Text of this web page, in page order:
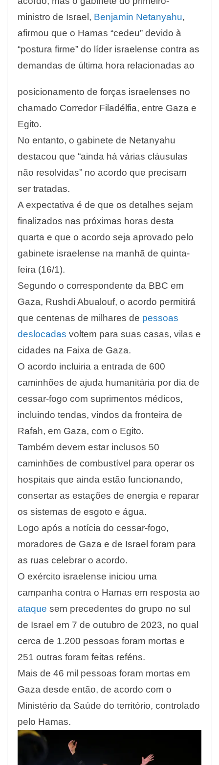
ministro de Israel, Benjamin Netanyahu,
afirmou que o Hamas “cedeu” devido à
“postura firme” do líder israelense contra as
demandas de última hora relacionadas ao
posicionamento de forças israelenses no
chamado Corredor Filadélfia, entre Gaza e
Egito.
No entanto, o gabinete de Netanyahu
destacou que “ainda há várias cláusulas
não resolvidas” no acordo que precisam
ser tratadas.
A expectativa é de que os detalhes sejam
finalizados nas próximas horas desta
quarta e que o acordo seja aprovado pelo
gabinete israelense na manhã de quinta-
feira (16/1).
Segundo o correspondente da BBC em
Gaza, Rushdi Abualouf, o acordo permitirá
que centenas de milhares de pessoas
deslocadas voltem para suas casas, vilas e
cidades na Faixa de Gaza.
O acordo incluiria a entrada de 600
caminhões de ajuda humanitária por dia de
cessar-fogo com suprimentos médicos,
incluindo tendas, vindos da fronteira de
Rafah, em Gaza, com o Egito.
Também devem estar inclusos 50
caminhões de combustível para operar os
hospitais que ainda estão funcionando,
consertar as estações de energia e reparar
os sistemas de esgoto e água.
Logo após a notícia do cessar-fogo,
moradores de Gaza e de Israel foram para
as ruas celebrar o acordo.
O exército israelense iniciou uma
campanha contra o Hamas em resposta ao
ataque sem precedentes do grupo no sul
de Israel em 7 de outubro de 2023, no qual
cerca de 1.200 pessoas foram mortas e
251 outras foram feitas reféns.
Mais de 46 mil pessoas foram mortas em
Gaza desde então, de acordo com o
Ministério da Saúde do território, controlado
pelo Hamas.